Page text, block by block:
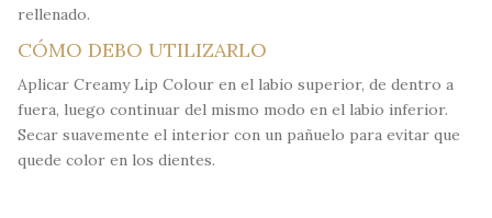
rellenado.
CÓMO DEBO UTILIZARLO
Aplicar Creamy Lip Colour en el labio superior, de dentro a
fuera, luego continuar del mismo modo en el labio inferior.
Secar suavemente el interior con un pañuelo para evitar que
quede color en los dientes.